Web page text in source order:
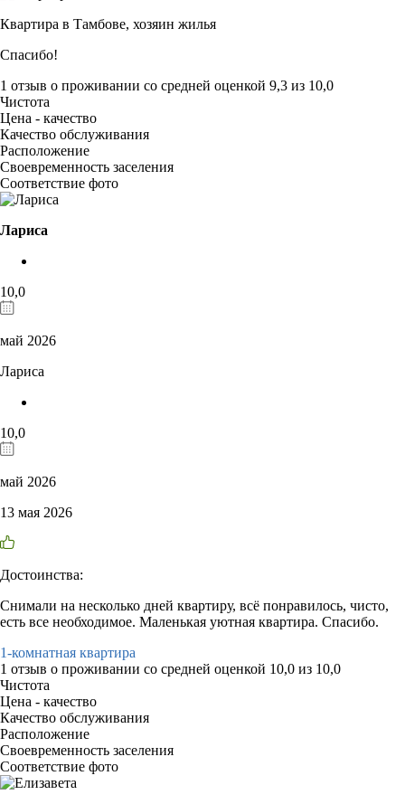
Квартира в Тамбове, хозяин жилья
Спасибо!
1 отзыв о проживании со средней оценкой 9,3 из 10,0
Чистота
Цена - качество
Качество обслуживания
Расположение
Своевременность заселения
Соответствие фото
Лариса
10,0
май 2026
Лариса
10,0
май 2026
13 мая 2026
Достоинства:
Снимали на несколько дней квартиру, всё понравилось, чисто,
есть все необходимое. Маленькая уютная квартира. Спасибо.
1-комнатная квартира
1 отзыв о проживании со средней оценкой 10,0 из 10,0
Чистота
Цена - качество
Качество обслуживания
Расположение
Своевременность заселения
Соответствие фото